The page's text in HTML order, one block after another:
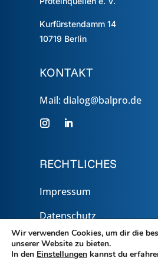
Kurfürstendamm 14
10719 Berlin
KONTAKT
Mail: dialog@balpro.de
RECHTLICHES
Impressum
Datenschutz
Wir verwenden Cookies, um dir die
unserer Website zu bieten.
In den Einstellungen kannst du